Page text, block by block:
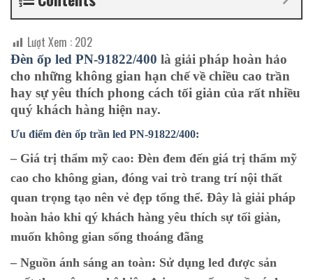
Lượt Xem : 202
Đèn ốp led PN-91822/400 là giải pháp hoàn hảo
cho những không gian hạn chế về chiều cao trần
hay sự yêu thích phong cách tối giản của rất nhiều
quý khách hàng hiện nay.
Ưu điểm đèn ốp trần led PN-91822/400:
– Giá trị thẩm mỹ cao: Đèn đem đến giá trị thẩm mỹ
cao cho không gian, đóng vai trò trang trí nội thất
quan trọng tạo nên vẻ đẹp tổng thể. Đây là giải pháp
hoàn hảo khi qý khách hàng yêu thích sự tối giản,
muốn không gian sống thoáng đãng
– Nguồn ánh sáng an toàn: Sử dụng led được sản